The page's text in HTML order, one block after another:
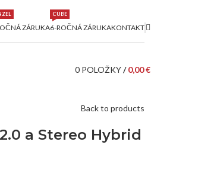
ZÁRUKA6-ROČNÁ ZÁRUKA
CUBE
KONTAKT
0 POLOŽKY/ 0,00€
Back to products
a Stereo Hybrid